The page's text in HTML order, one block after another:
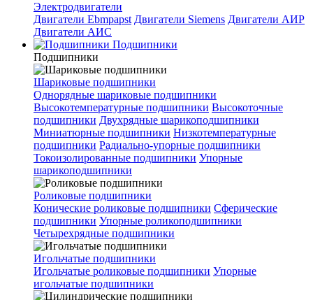
Электродвигатели
Двигатели Ebmpapst Двигатели Siemens Двигатели АИР
Двигатели АИС
Подшипники
Подшипники
Шариковые подшипники
Однорядные шариковые подшипники
Высокотемпературные подшипники Высокоточные
подшипники Двухрядные шарикоподшипники
Миниатюрные подшипники Низкотемпературные
подшипники Радиально-упорные подшипники
Токоизолированные подшипники Упорные
шарикоподшипники
Роликовые подшипники
Конические роликовые подшипники Сферические
подшипники Упорные роликоподшипники
Четырехрядные подшипники
Игольчатые подшипники
Игольчатые роликовые подшипники Упорные
игольчатые подшипники